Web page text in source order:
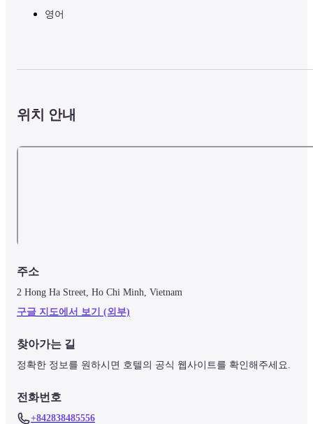
영어
위치 안내
주소
2 Hong Ha Street, Ho Chi Minh, Vietnam
구글 지도에서 보기 (외부)
찾아가는 길
정확한 정보를 원하시면 호텔의 공식 웹사이트를 확인해주세요.
전화번호
+842838485556